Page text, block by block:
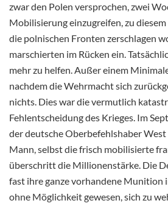
zwar den Polen versprochen, zwei
Mobilisierung einzugreifen, zu
die polnischen Fronten zerschlagen
marschierten im Rücken ein.
mehr zu helfen. Außer einem
nachdem die Wehrmacht sich
nichts. Dies war die vermutlich
Fehlentscheidung des Krieges. Im
der deutsche Oberbefehlshaber
Mann, selbst die frisch mobilisierte
überschritt die Millionenstärke. Die
fast ihre ganze vorhandene Munition
ohne Möglichkeit gewesen, sich zu